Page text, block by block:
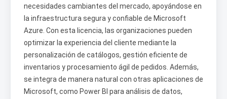
necesidades cambiantes del mercado, apoyándose en
la infraestructura segura y confiable de Microsoft
Azure. Con esta licencia, las organizaciones pueden
optimizar la experiencia del cliente mediante la
personalización de catálogos, gestión eficiente de
inventarios y procesamiento ágil de pedidos. Además,
se integra de manera natural con otras aplicaciones de
Microsoft, como Power BI para análisis de datos,